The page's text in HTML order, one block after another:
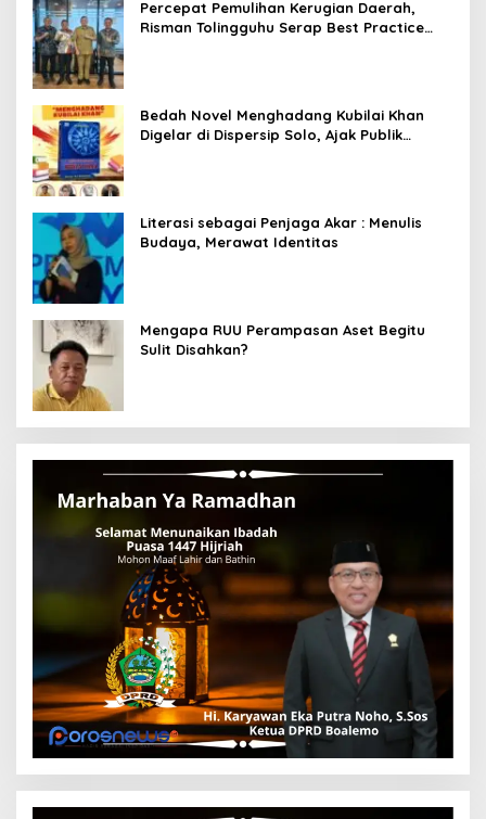
Percepat Pemulihan Kerugian Daerah,
Risman Tolingguhu Serap Best Practice
Bedah Novel Menghadang Kubilai Khan
Digelar di Dispersip Solo, Ajak Publik
Literasi sebagai Penjaga Akar : Menulis
Budaya, Merawat Identitas
Mengapa RUU Perampasan Aset Begitu
Sulit Disahkan?